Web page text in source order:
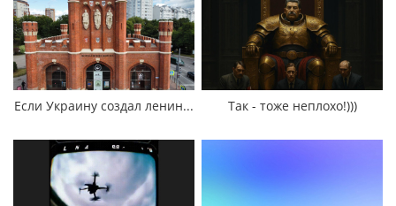
Если Украину создал ленин... Так - тоже неплохо!)))